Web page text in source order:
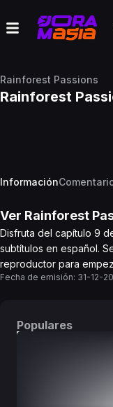
Rainforest Passions
Rainforest
Información
Ver Rainforest
Disfruta del capítulo 9
subtítulos en español.
reproductor para
Fecha de emisión: 31-12-
Populares